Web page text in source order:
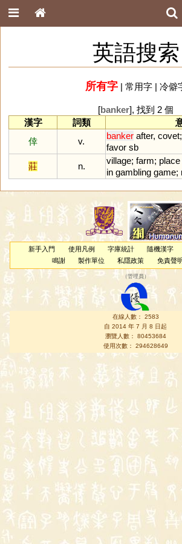
英語搜索
所有字| 常用字| 冷僻
[banker], 找到 2 個
漢字
詞類
倖
v.
banker after, covet;
favor sb
莊
n.
village; farm; place
in gambling game;
新手入門 使用凡例 字庫統計 隨機漢字
鳴謝
製作單位 私隱政策 免責聲明
（管理員 ）
在線人數： 2583
自 2014 年 7 月 8 日起
瀏覽人數： 80453684
使用次數： 294628649